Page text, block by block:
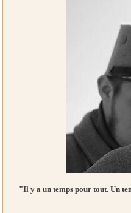
"Il y a un temps pour tout. Un